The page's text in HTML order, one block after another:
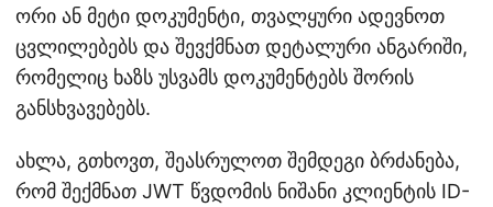
ორი ან მეტი დოკუმენტი, თვალყური ადევნოთ
ცვლილებებს და შევქმნათ დეტალური ანგარიში,
რომელიც ხაზს უსვამს დოკუმენტებს შორის
განსხვავებებს.
ახლა, გთხოვთ, შეასრულოთ შემდეგი ბრძანება,
რომ შექმნათ JWT წვდომის ნიშანი კლიენტის ID-